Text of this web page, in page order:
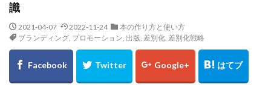
識
2021-04-07 2022-11-24
本の作り方と使い方
ブランディング, プロモーション, 出版, 差別化, 差別化戦略